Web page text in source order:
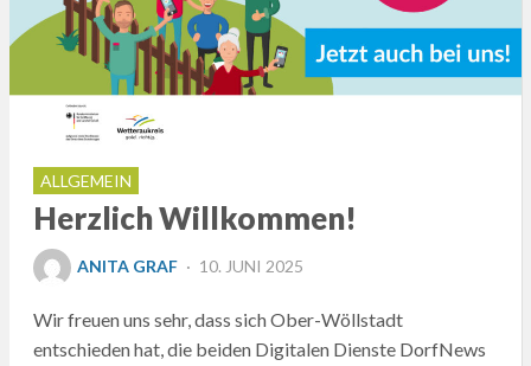
ALLGEMEIN
Herzlich Willkommen!
ANITA GRAF
POSTED
10. JUNI 2025
Wir freuen uns sehr, dass sich Ober-Wöllstadt
entschieden hat, die beiden Digitalen Dienste DorfNews